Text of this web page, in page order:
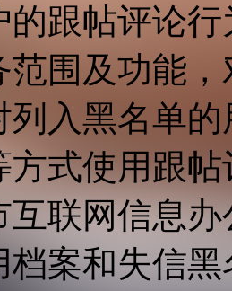
的跟帖评论
范围及功能
列入黑名单
方式使用跟
互联网信息
档案和失信